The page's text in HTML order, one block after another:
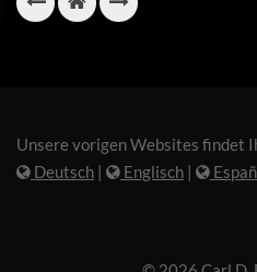
Unsere vorigen Websites findet
Deutsch
Englisch